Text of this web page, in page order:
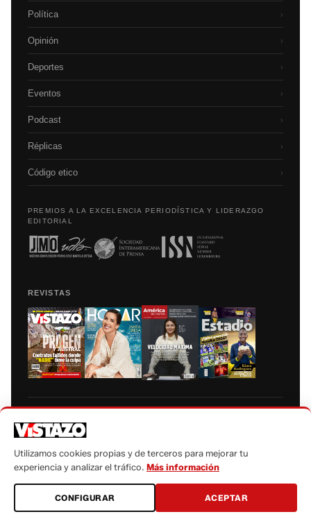
Política ›
Opinión ›
Deportes ›
Eventos ›
Podcast ›
Réplicas ›
Código etico ›
PREMIOS A LA EXCELENCIA PERIODÍSTICA Y LIDERAZGO
EDITORIAL
REVISTAS
autorización escrita de su titular, de todos los contenidos de Vistazo.com.
Utilizamos cookies propias y de terceros para mejorar tu
experiencia y analizar el tráfico. Más información
CONFIGURAR ACEPTAR